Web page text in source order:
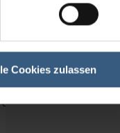
Cookies zulassen
IP)
de